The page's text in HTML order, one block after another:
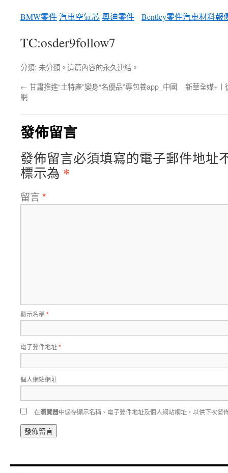
BMW零件汽車空氣芯奧迪零件 Bentley零件汽車材料報
TC:osder9follow7
分類: 未分類。這篇內容的永久連結 。
← 甘肅推進“土特產”變身“名優品”專包養app_中國
網
新華全媒+丨
發佈留言
發佈留言必須填寫的電子郵件地址
標示為 *
留言 *
顯示名稱*
電子郵件地址*
個人網站網址
在瀏覽器中儲存顯示名稱、電子郵件地址及個人網站網址，以供下次發